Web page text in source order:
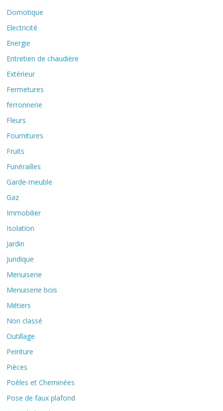
Domotique
Electricité
Energie
Entretien de chaudière
Extérieur
Fermetures
ferronnerie
Fleurs
Fournitures
Fruits
Funérailles
Garde-meuble
Gaz
Immobilier
Isolation
Jardin
Juridique
Menuiserie
Menuiserie bois
Métiers
Non classé
Outillage
Peinture
Pièces
Poêles et Cheminées
Pose de faux plafond